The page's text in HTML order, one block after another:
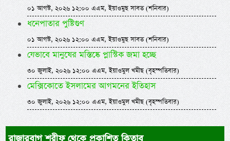
০১ আগস্ট, ২০২৬ ১২:০০ এএম, ইয়াওমুছ সাবত (শনিবার)
ধনেপাতার পুষ্টিগুণ
০১ আগস্ট, ২০২৬ ১২:০০ এএম, ইয়াওমুছ সাবত (শনিবার)
যেভাবে মানুষের মস্তিষ্কে প্লাস্টিক জমা হচ্ছে
৩০ জুলাই, ২০২৬ ১২:০০ এএম, ইয়াওমুল খমীছ (বৃহস্পতিবার)
মেক্সিকোতে ইসলামের আগমনের ইতিহাস
৩০ জুলাই, ২০২৬ ১২:০০ এএম, ইয়াওমুল খমীছ (বৃহস্পতিবার)